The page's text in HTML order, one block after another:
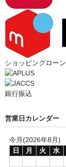
ショッピングローン
銀行振込
営業日カレンダー
今月(2026年8月)
日
月 火 水